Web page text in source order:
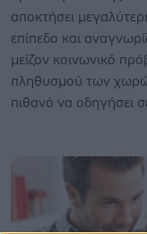
αποκτήσει
επίπεδο και
μείζον κοινωνικό
πληθυσμού των
πιθανό να οδηγήσει